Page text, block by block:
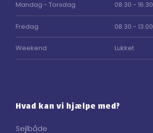
Mandag - Torsdag 08.30 - 16.30
Fredag 08.30 - 13.00
Weekend Lukket
Hvad kan vi hjælpe med?
Sejlbåde